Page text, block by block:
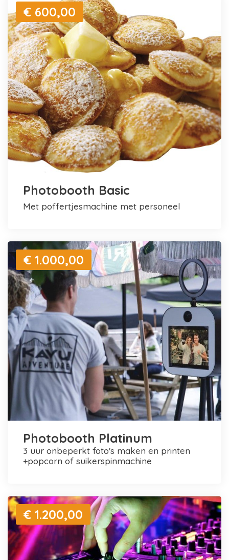
€ 600,00
Photobooth Basic
met poffertjesmachine met personeel
€ 1.000,00
Photobooth Platinum
3 uur onbeperkt foto's maken en printen
+popcorn of suikerspinmachine
€ 1.200,00